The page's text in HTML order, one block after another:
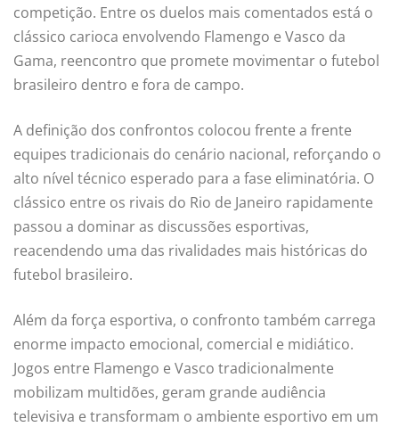
competição. Entre os duelos mais comentados está o
clássico carioca envolvendo Flamengo e Vasco da
Gama, reencontro que promete movimentar o futebol
brasileiro dentro e fora de campo.
A definição dos confrontos colocou frente a frente
equipes tradicionais do cenário nacional, reforçando o
alto nível técnico esperado para a fase eliminatória. O
clássico entre os rivais do Rio de Janeiro rapidamente
passou a dominar as discussões esportivas,
reacendendo uma das rivalidades mais históricas do
futebol brasileiro.
Além da força esportiva, o confronto também carrega
enorme impacto emocional, comercial e midiático.
Jogos entre Flamengo e Vasco tradicionalmente
mobilizam multidões, geram grande audiência
televisiva e transformam o ambiente esportivo em um